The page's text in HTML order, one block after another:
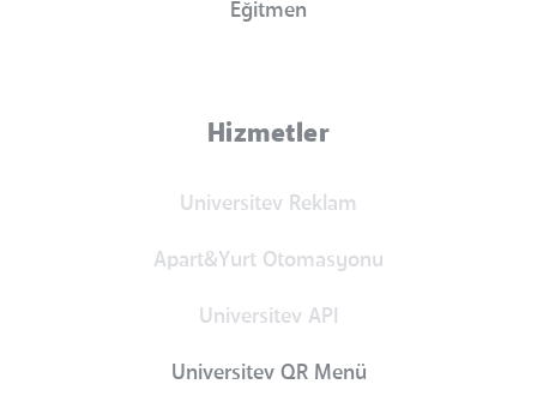
Eğitmen
Hizmetler
Universitev Reklam
Apart&Yurt Otomasyonu
Universitev API
Universitev QR Menü